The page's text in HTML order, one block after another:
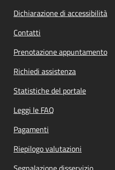
Dichiarazione di accessibilità
Contatti
Prenotazione appuntamento
Richiedi assistenza
Statistiche del portale
Leggi le FAQ
Pagamenti
Riepilogo valutazioni